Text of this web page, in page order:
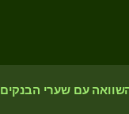
עם שערי הבנקים